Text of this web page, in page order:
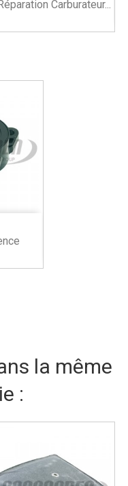
Carburateur...
la même
: